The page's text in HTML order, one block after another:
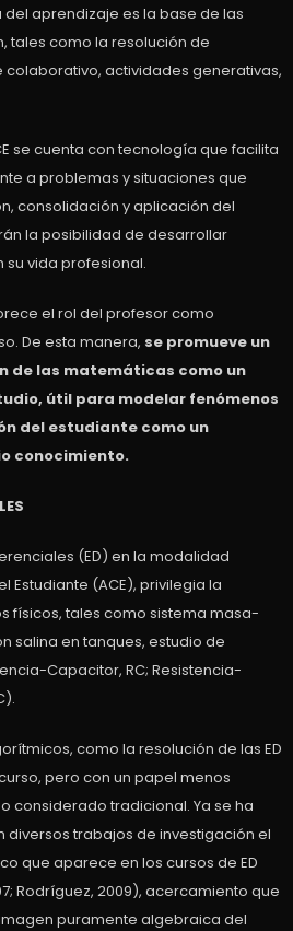
aprendizaje es la base de las
tales como la resolución de
actividades generativas,
se cuenta con tecnología que facilita
a problemas y situaciones que
consolidación y aplicación del
la posibilidad de desarrollar
vida profesional.
el rol del profesor como
De esta manera, se promueve un
de las matemáticas como un
útil para modelar fenómenos
del estudiante como un
conocimiento.
(ED) en la modalidad
Estudiante (ACE), privilegia la
físicos, tales como sistema masa-
salina en tanques, estudio de
Capacitor, RC; Resistencia-
como la resolución de las ED
pero con un papel menos
considerado tradicional. Ya se ha
trabajos de investigación el
que aparece en los cursos de ED
Rodríguez, 2009), acercamiento que
puramente algebraica del